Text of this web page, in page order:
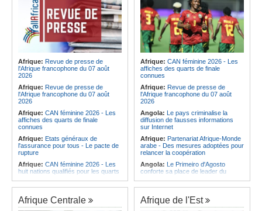
Afrique: Revue de presse de
l'Afrique francophone du 07 août
2026
Afrique: Revue de presse de
l'Afrique francophone du 07 août
2026
Afrique: CAN féminine 2026 - Les
affiches des quarts de finale
connues
Afrique: Etats généraux de
l'assurance pour tous - Le pacte de
rupture
Afrique: CAN féminine 2026 - Les
huit nations qualifiés pour les quarts
Afrique:Comment mieux élever
ses enfants ? Voici les résultats d'un
projet testé dans huit pays africains
Afrique: CAN féminine 2026 - Les
affiches des quarts de finale
connues
Afrique: Revue de presse de
l'Afrique francophone du 07 août
2026
Angola: Le pays criminalise la
diffusion de fausses informations
sur Internet
Afrique: Partenariat Afrique-Monde
arabe - Des mesures adoptées pour
relancer la coopération
Angola: Le Primeiro d'Agosto
conforte sa place de leader du
Angola:Le ministre des
Ressources minérales reconnaît
une pénurie de carburants au pays
Afrique Centrale Afrique de l'Est